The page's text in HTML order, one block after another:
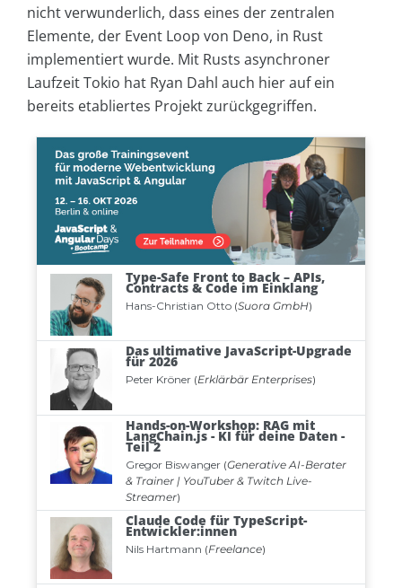
nicht verwunderlich, dass eines der zentralen
Elemente, der Event Loop von Deno, in Rust
implementiert wurde. Mit Rusts asynchroner
Laufzeit Tokio hat Ryan Dahl auch hier auf ein
bereits etabliertes Projekt zurückgegriffen.